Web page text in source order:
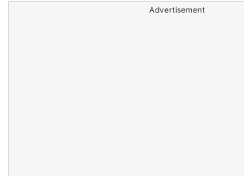
Advertisement